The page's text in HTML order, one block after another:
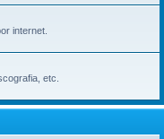
internet.
etc.